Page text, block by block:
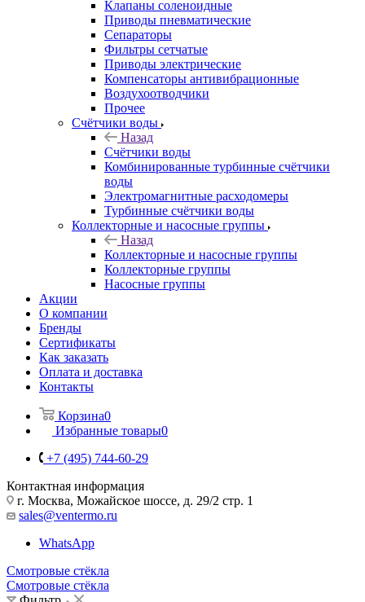
Клапаны соленоидные
Приводы пневматические
Сепараторы
Фильтры сетчатые
Приводы электрические
Компенсаторы антивибрационные
Воздухоотводчики
Прочее
Счётчики воды
Назад
Счётчики воды
Комбинированные турбинные счётчики
воды
Электромагнитные расходомеры
Турбинные счётчики воды
Коллекторные и насосные группы
Назад
Коллекторные и насосные группы
Коллекторные группы
Насосные группы
Акции
О компании
Бренды
Сертификаты
Как заказать
Оплата и доставка
Контакты
Корзина0
Избранные товары0
+7 (495) 744-60-29
Контактная информация
г. Москва, Можайское шоссе, д. 29/2 стр. 1
sales@ventermo.ru
WhatsApp
Смотровые стёкла
Смотровые стёкла